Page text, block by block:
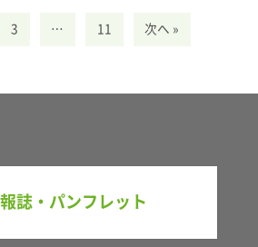
3 … 11 次へ »
誌・パンフレット